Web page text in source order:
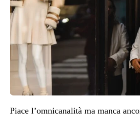
Piace l’omnicanalità ma manca